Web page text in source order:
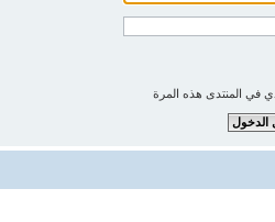
في المنتدى هذه المرة